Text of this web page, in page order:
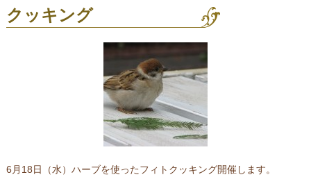
クッキング
6月18日（水）ハーブを使ったフィトクッキング開催します。